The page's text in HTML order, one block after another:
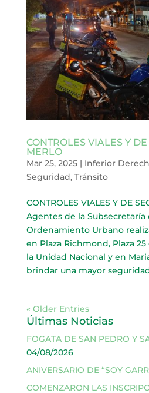
CONTROLES VIALES Y
MERLO
Mar 25, 2025| Inferior
Seguridad, Tránsito
CONTROLES VIALES Y DE
Agentes de la Subsecretaría
Ordenamiento Urbano
en Plaza Richmond, Plaza
la Unidad Nacional y en
brindar una mayor
« Older Entries
Últimas Noticias
FOGATA DE SAN PEDRO Y
04/08/2026
ANIVERSARIO DE “SOY
COMENZARON LAS